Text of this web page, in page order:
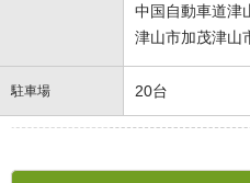
中国自動車道津
津山市加茂津山
駐車場 20台